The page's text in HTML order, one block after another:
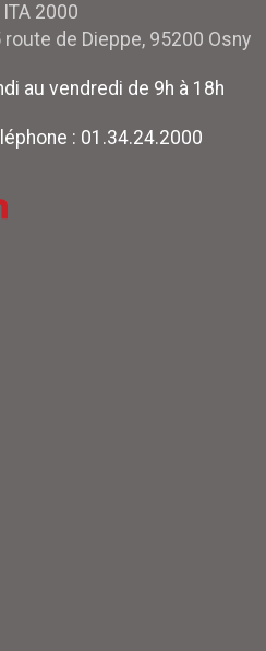
ITA 2000
route de Dieppe, 95200 Osny
au vendredi de 9h à 18h
: 01.34.24.2000